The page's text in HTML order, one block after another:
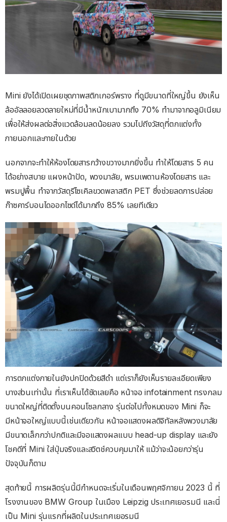
Mini ยังได้เปิดเผยชุดภาพสติกเกอร์พราง ที่ดูมีขนาดที่ใหญ่ขึ้น ยังเห็น
ล้ออัลลอยลวดลายใหม่ที่มีน้ำหนักเบามากถึง 70% ทำมาจากอลูมิเนียม
เพื่อให้ส่งผลต่อสิ่งแวดล้อมลดน้อยลง รวมไปถีงวัสดุที่ตกแต่งทั้ง
ภายนอกและภายในด้วย
นอกจากจะทำให้ห้องโดยสารกว้างขวางมากยิ่งขึ้น ทำให้โดยสาร 5 คน
ได้อย่างสบาย แผงหน้าปัด, พวงมาลัย, พรมเพดานห้องโดยสาร และ
พรมปูพื้น ทำจากวัสดุรีไซเคิลขวดพลาสติก PET ซึ่งช่วยลดการปล่อย
ก๊าซคาร์บอนไดออกไซด์ได้มากถึง 85% เลยทีเดียว
การตกแต่งภายในยังปกปิดด้วยสีดำ แต่เราก็ยังเห็นรายละเอียดเพียง
บางส่วนเท่านั้น ที่เราเห็นได้ชัดเลยคือ หน้าจอ infotainment ทรงกลม
ขนาดใหญ่ที่ติดตั้งบนคอนโซลกลาง รุ่นต่อไปทั้งหมดของ Mini ก็จะ
มีหน้าจอใหญ่แบบนี้เช่นเดียวกัน หน้าจอแสดงผลดิจิทัลหลังพวงมาลัย
มีขนาดเล็กกว่าปกติและมีจอแสดงผลแบบ head-up display และยัง
โชคดีที่ Mini ใส่ปุ่มจริงและสวิตช์ควบคุมมาให้ แม้ว่าจะน้อยกว่ารุ่น
ปัจจุบันก็ตาม
สุดท้ายนี้ การผลิตรุ่นนี้มีกำหนดจะเริ่มในเดือนพฤศจิกายน 2023 นี้ ที่
โรงงานของ BMW Group ในเมือง Leipzig ประเทศเยอรมนี และนี่
เป็น Mini รุ่นแรกที่ผลิตในประเทศเยอรมนี